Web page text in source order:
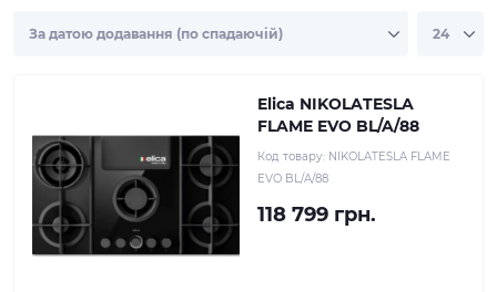
Elica NIKOLATESLA
FLAME EVO BL/A/88
Код товару: NIKOLATESLA FLAME
EVO BL/A/88
118 799 грн.